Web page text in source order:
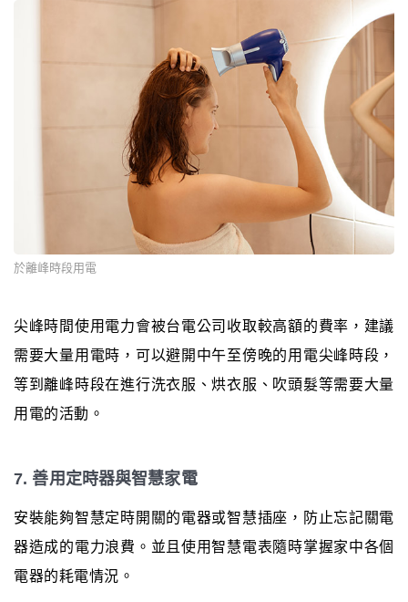
於離峰時段用電
尖峰時間使用電力會被台電公司收取較高額的費率，建議
需要大量用電時，可以避開中午至傍晚的用電尖峰時段，
等到離峰時段在進行洗衣服、烘衣服、吹頭髮等需要大量
用電的活動。
7. 善用定時器與智慧家電
安裝能夠智慧定時開關的電器或智慧插座，防止忘記關電
器造成的電力浪費。並且使用智慧電表隨時掌握家中各個
電器的耗電情況。